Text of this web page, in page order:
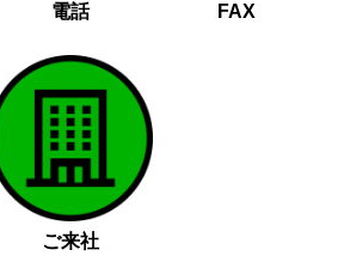
児童の健全な育成の推進のために特に必要
、本人の同意を得る事が困難であるとき
方公共団体又はその委託を受けた者が法令
することに対して協力する必要がある場合
意を得ることによって当該事務の遂行に支
あるとき
の委託
電話 FAX
ご来社